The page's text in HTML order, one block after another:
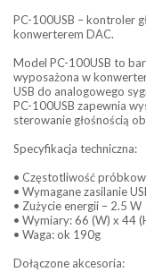
PC-100USB – kontroler
konwerterem DAC.
Model PC-100USB to
wyposażona w
USB do analogowego
PC-100USB zapewnia
sterowanie głośnością
Specyfikacja techniczna:
• Częstotliwość
• Wymagane zasilanie
• Zużycie energii – 2.5 W
• Wymiary: 66 (W) x 44
• Waga: ok 190g
Dołączone akcesoria: